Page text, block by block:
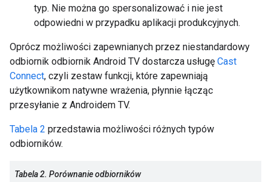
typ. Nie można go spersonalizować i nie jest
odpowiedni w przypadku aplikacji produkcyjnych.
Oprócz możliwości zapewnianych przez niestandardowy
odbiornik odbiornik Android TV dostarcza usługę Cast
Connect, czyli zestaw funkcji, które zapewniają
użytkownikom natywne wrażenia, płynnie łącząc
przesyłanie z Androidem TV.
Tabela 2 przedstawia możliwości różnych typów
odbiorników.
Tabela 2. Porównanie odbiorników